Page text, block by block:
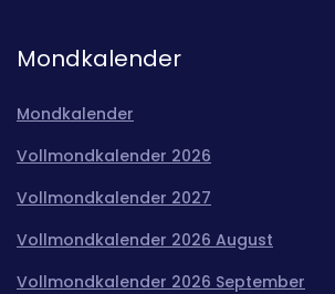
Mondkalender
Mondkalender
Vollmondkalender 2026
Vollmondkalender 2027
Vollmondkalender 2026 August
Vollmondkalender 2026 September